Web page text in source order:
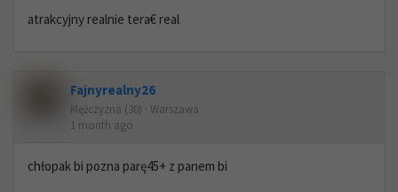
atrakcyjny realnie tera€ real
Fajnyrealny26
Mężczyzna (30) · Warszawa
1 month ago
chłopak bi pozna parę45+ z panem bi